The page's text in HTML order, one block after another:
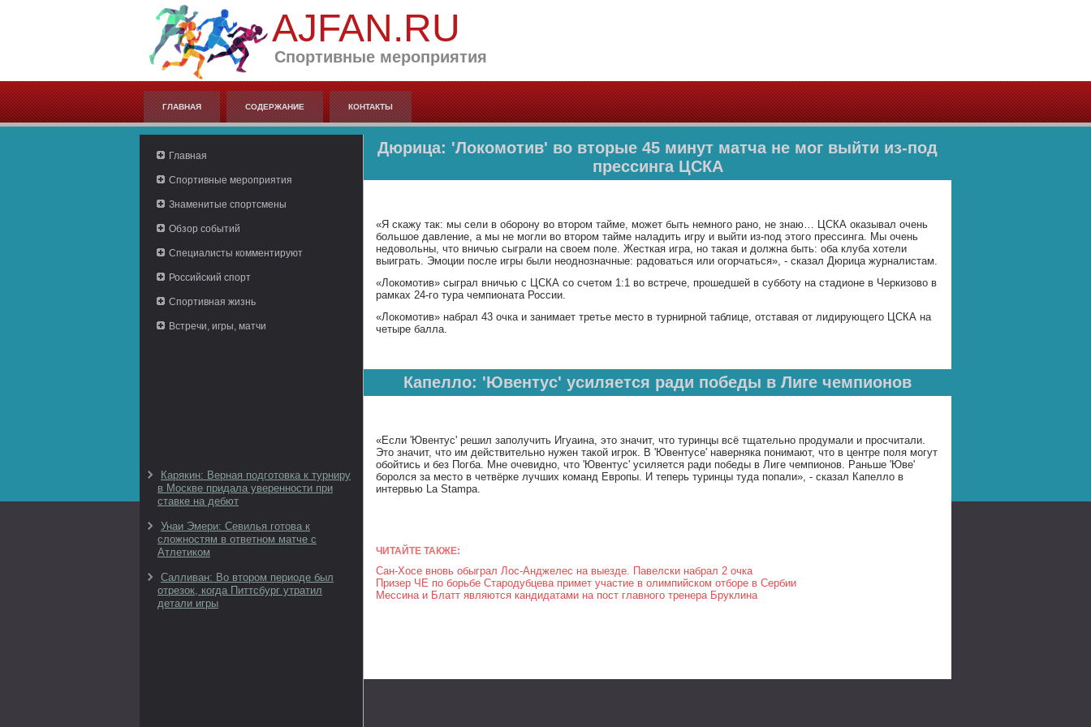
AJFAN.RU
Спортивные мероприятия
ГЛАВНАЯ СОДЕРЖАНИЕ КОНТАКТЫ
Главная
Спортивные мероприятия
Знаменитые спортсмены
Обзор событий
Специалисты комментируют
Российский спорт
Спортивная жизнь
Встречи, игры, матчи
Карякин: Верная подготовка к турниру
в Москве придала уверенности при
ставке на дебют
Унаи Эмери: Севилья готова к
сложностям в ответном матче с
Атлетиком
Салливан: Во втором периоде был
отрезок, когда Питтсбург утратил
детали игры
Дюрица: 'Локомотив' во вторые 45 минут матча не мог выйти из-под
прессинга ЦСКА
«Я скажу так: мы сели в оборону во втором тайме, может быть немного рано, не знаю… ЦСКА оказывал очень
большое давление, а мы не могли во втором тайме наладить игру и выйти из-под этого прессинга. Мы очень
недовольны, что вничью сыграли на своем поле. Жесткая игра, но такая и должна быть: оба клуба хотели
выиграть. Эмоции после игры были неоднозначные: радоваться или огорчаться», - сказал Дюрица журналистам.
«Локомотив» сыграл вничью с ЦСКА со счетом 1:1 во встрече, прошедшей в субботу на стадионе в Черкизово в
рамках 24-го тура чемпионата России.
«Локомотив» набрал 43 очка и занимает третье место в турнирной таблице, отставая от лидирующего ЦСКА на
четыре балла.
Капелло: 'Ювентус' усиляется ради победы в Лиге чемпионов
«Если 'Ювентус' решил заполучить Игуаина, это значит, что туринцы всё тщательно продумали и просчитали.
Это значит, что им действительно нужен такой игрок. В 'Ювентусе' наверняка понимают, что в центре поля могут
обойтись и без Погба. Мне очевидно, что 'Ювентус' усиляется ради победы в Лиге чемпионов. Раньше 'Юве'
боролся за место в четвёрке лучших команд Европы. И теперь туринцы туда попали», - сказал Капелло в
интервью La Stampa.
ЧИТАЙТЕ ТАКЖЕ:
Сан-Хосе вновь обыграл Лос-Анджелес на выезде. Павелски набрал 2 очка
Призер ЧЕ по борьбе Стародубцева примет участие в олимпийском отборе в Сербии
Мессина и Блатт являются кандидатами на пост главного тренера Бруклина